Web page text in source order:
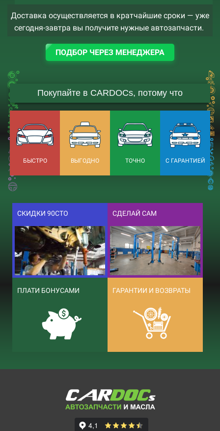
Доставка осуществляется в кратчайшие сроки — уже
сегодня-завтра вы получите нужные автозапчасти.
ПОДБОР ЧЕРЕЗ МЕНЕДЖЕРА
Покупайте в CARDOCs, потому что
БЫСТРО ВЫГОДНО ТОЧНО С ГАРАНТИЕЙ
СКИДКИ 90СТО СДЕЛАЙ САМ
ПЛАТИ БОНУСАМИ ГАРАНТИИ И ВОЗВРАТЫ